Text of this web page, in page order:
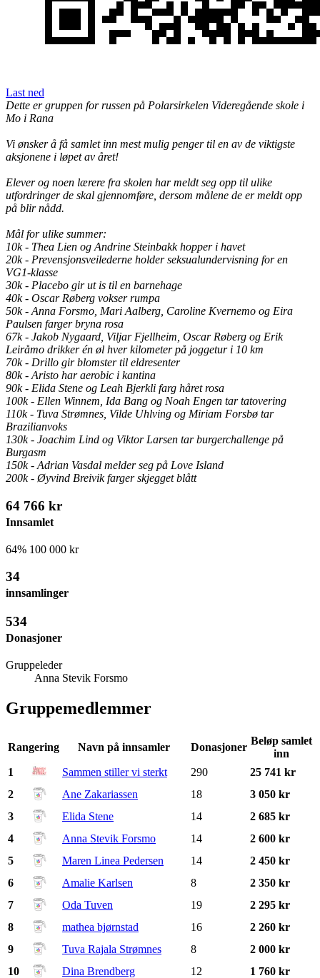
Last ned
Dette er gruppen for russen på Polarsirkelen Videregående skole i
Mo i Rana
Vi ønsker å få samlet inn mest mulig penger til en av de viktigste
aksjonene i løpet av året!
Elever og noen lærere fra skolen har meldt seg opp til ulike
utfordringer de skal gjennomføre, dersom målene de er meldt opp
på blir nådd.
Mål for ulike summer:
10k - Thea Lien og Andrine Steinbakk hopper i havet
20k - Prevensjonsveilederne holder seksualundervisning for en
VG1-klasse
30k - Placebo gir ut is til en barnehage
40k - Oscar Røberg vokser rumpa
50k - Anna Forsmo, Mari Aalberg, Caroline Kvernemo og Eira
Paulsen farger bryna rosa
67k - Jakob Nygaard, Viljar Fjellheim, Oscar Røberg og Erik
Leiråmo drikker én øl hver kilometer på joggetur i 10 km
70k - Drillo gir blomster til eldresenter
80k - Aristo har aerobic i kantina
90k - Elida Stene og Leah Bjerkli farg håret rosa
100k - Ellen Winnem, Ida Bang og Noah Engen tar tatovering
110k - Tuva Strømnes, Vilde Uhlving og Miriam Forsbø tar
Brazilianvoks
130k - Joachim Lind og Viktor Larsen tar burgerchallenge på
Burgasm
150k - Adrian Vasdal melder seg på Love Island
200k - Øyvind Breivik farger skjegget blått
64 766 kr
Innsamlet
64% 100 000 kr
34
innsamlinger
534
Donasjoner
Gruppeleder
Anna Stevik Forsmo
Gruppemedlemmer
Rangering Navn på innsamler Donasjoner
Beløp samlet
inn
1
Sammen stiller vi sterkt 290
25 741 kr
2
Ane Zakariassen 18
3 050 kr
3
Elida Stene 14
2 685 kr
4
Anna Stevik Forsmo 14
2 600 kr
5
Maren Linea Pedersen 14
2 450 kr
6
Amalie Karlsen 8
2 350 kr
7
Oda Tuven 19
2 295 kr
8
mathea bjørnstad 16
2 260 kr
9
Tuva Rajala Strømnes 8
2 000 kr
10
Dina Brendberg 12 1 760 kr